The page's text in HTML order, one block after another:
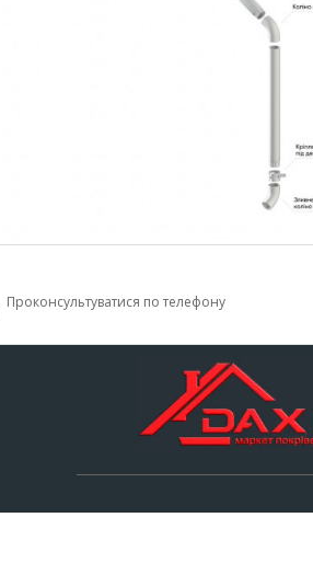
Проконсультуватися по телефону